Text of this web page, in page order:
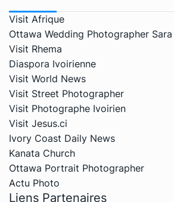
Visit Afrique
Ottawa Wedding Photographer Sara
Visit Rhema
Diaspora Ivoirienne
Visit World News
Visit Street Photographer
Visit Photographe Ivoirien
Visit Jesus.ci
Ivory Coast Daily News
Kanata Church
Ottawa Portrait Photographer
Actu Photo
Liens Partenaires